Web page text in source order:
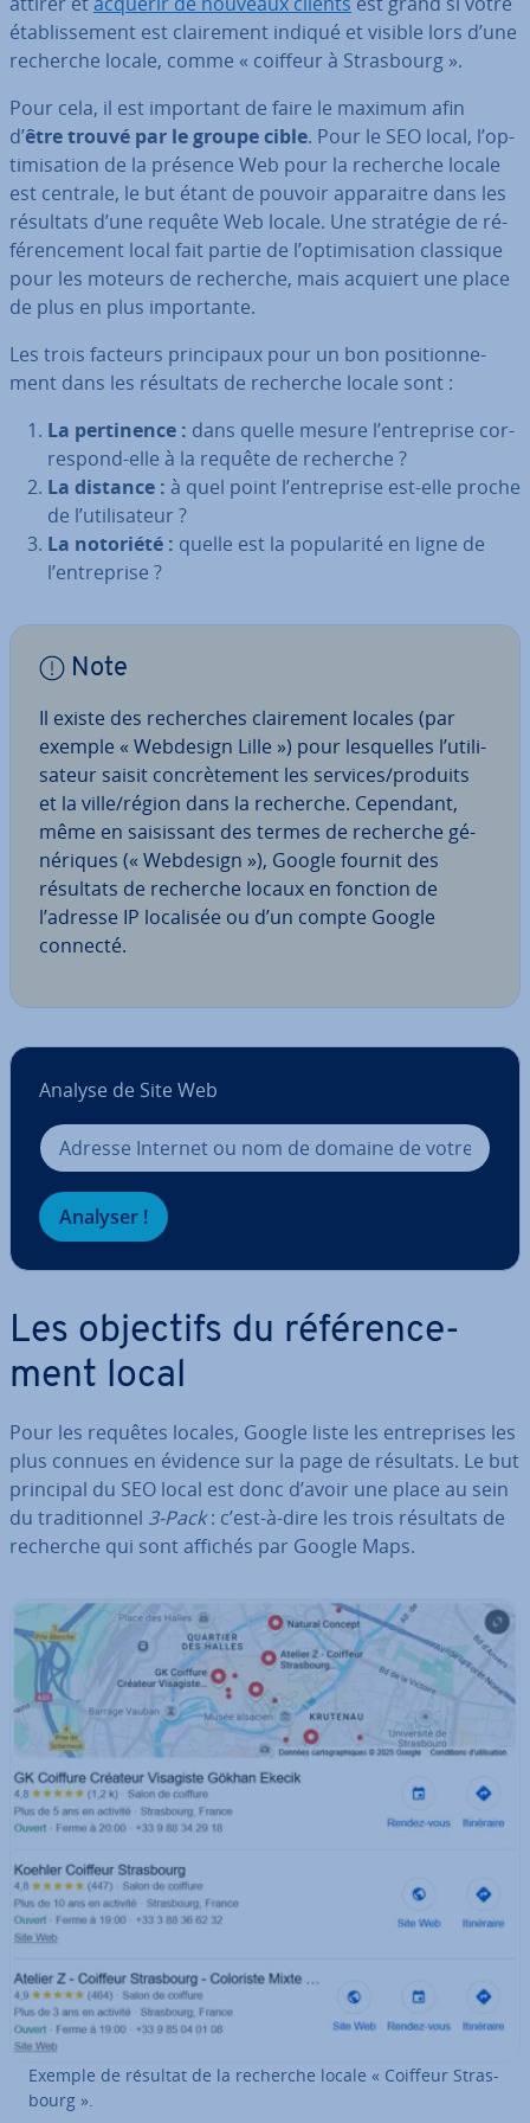
éta­blis­se­ment est clai­re­ment indiqué et visible lors d’une
recherche locale, comme « coiffeur à Stras­bourg ».
Pour cela, il est important de faire le maximum afin
d’être trouvé par le groupe cible. Pour le SEO local, l’op­
ti­mi­sa­tion de la présence Web pour la recherche locale
est centrale, le but étant de pouvoir ap­pa­raitre dans les
résultats d’une requête Web locale. Une stratégie de ré­
fé­ren­ce­ment local fait partie de l’op­ti­mi­sa­tion classique
pour les moteurs de recherche, mais acquiert une place
de plus en plus im­por­tante.
Les trois facteurs prin­ci­paux pour un bon po­si­tion­ne­
ment dans les résultats de recherche locale sont :
La per­ti­nence : dans quelle mesure l’en­tre­prise cor­
res­pond-elle à la requête de recherche ?
La distance : à quel point l’en­tre­prise est-elle proche
de l’uti­li­sa­teur ?
La notoriété : quelle est la po­pu­la­rité en ligne de
l’en­tre­prise ?
Note
Il existe des re­cherches clai­re­ment locales (par
exemple « Webdesign Lille ») pour les­quelles l’uti­li­
sa­teur saisit con­crè­te­ment les services/produits
et la ville/région dans la recherche. Cependant,
même en sai­sis­sant des termes de recherche gé­
né­riques (« Webdesign »), Google fournit des
résultats de recherche locaux en fonction de
l’adresse IP localisée ou d’un compte Google
connecté.
Analyse de Site Web
Analyser !
Les objectifs du ré­fé­ren­ce­
ment local
Pour les requêtes locales, Google liste les en­tre­prises les
plus connues en évidence sur la page de résultats. Le but
principal du SEO local est donc d’avoir une place au sein
du tra­di­tion­nel 3-Pack: c’est-à-dire les trois résultats de
recherche qui sont affichés par Google Maps.
Exemple de résultat de la recherche locale « Coiffeur Stras­
bourg ».